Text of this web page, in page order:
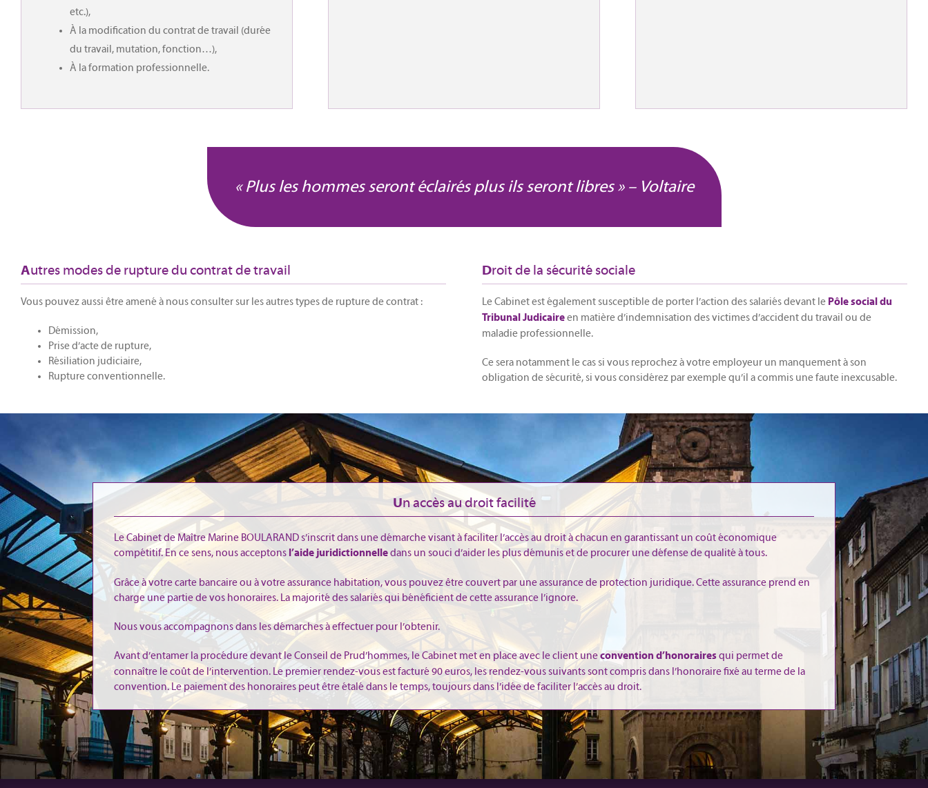
etc.),
À la modification du contrat de travail (durée
du travail, mutation, fonction…),
À la formation professionnelle.
« Plus les hommes seront éclairés plus ils seront libres » – Voltaire
Autres modes de rupture du contrat de travail
Vous pouvez aussi être amené à nous consulter sur les autres types de rupture de contrat :
Démission,
Prise d’acte de rupture,
Résiliation judiciaire,
Rupture conventionnelle.
Droit de la sécurité sociale
Le Cabinet est également susceptible de porter l’action des salariés devant le Pôle social du
Tribunal Judicaireen matière d’indemnisation des victimes d’accident du travail ou de
maladie professionnelle.
Ce sera notamment le cas si vous reprochez à votre employeur un manquement à son
obligation de sécurité, si vous considérez par exemple qu’il a commis une faute inexcusable.
Un accès au droit facilité
Le Cabinet de Maître Marine BOULARAND s’inscrit dans une démarche visant à faciliter l’accès au droit à chacun en garantissant un coût économique
compétitif. En ce sens, nous acceptons l’aide juridictionnelle dans un souci d’aider les plus démunis et de procurer une défense de qualité à tous.
Grâce à votre carte bancaire ou à votre assurance habitation, vous pouvez être couvert par une assurance de protection juridique. Cette assurance prend en
charge une partie de vos honoraires. La majorité des salariés qui bénéficient de cette assurance l’ignore.
Nous vous accompagnons dans les démarches à effectuer pour l’obtenir.
Avant d’entamer la procédure devant le Conseil de Prud’hommes, le Cabinet met en place avec le client uneconvention d’honoraires qui permet de
connaître le coût de l’intervention. Le premier rendez-vous est facturé 90 euros, les rendez-vous suivants sont compris dans l’honoraire fixé au terme de la
convention. Le paiement des honoraires peut être étalé dans le temps, toujours dans l’idée de faciliter l’accès au droit.